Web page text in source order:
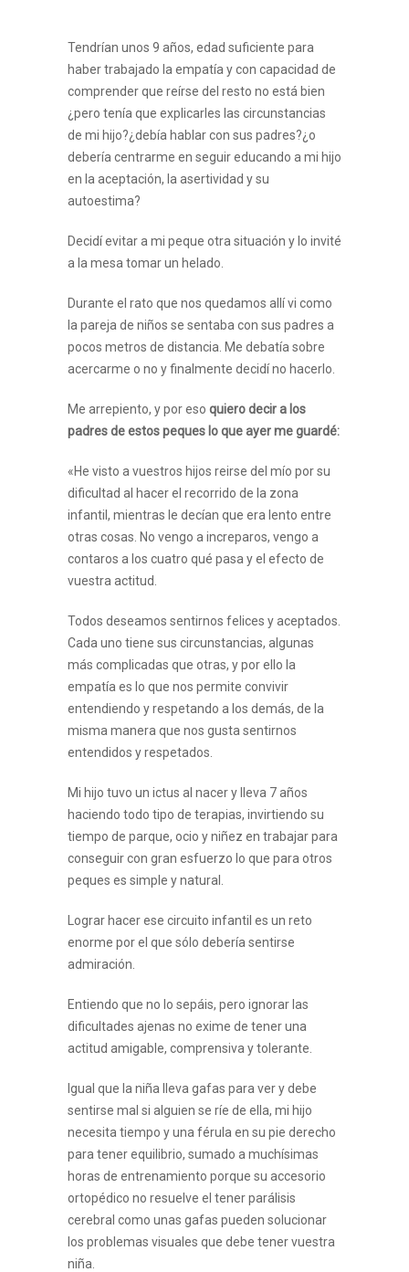
Tendrían unos 9 años, edad suficiente para
haber trabajado la empatía y con capacidad de
comprender que reírse del resto no está bien
¿pero tenía que explicarles las circunstancias
de mi hijo?¿debía hablar con sus padres?¿o
debería centrarme en seguir educando a mi hijo
en la aceptación, la asertividad y su
autoestima?
Decidí evitar a mi peque otra situación y lo invité
a la mesa tomar un helado.
Durante el rato que nos quedamos allí vi como
la pareja de niños se sentaba con sus padres a
pocos metros de distancia. Me debatía sobre
acercarme o no y finalmente decidí no hacerlo.
Me arrepiento, y por eso quiero decir a los
padres de estos peques lo que ayer me guardé:
«He visto a vuestros hijos reirse del mío por su
dificultad al hacer el recorrido de la zona
infantil, mientras le decían que era lento entre
otras cosas. No vengo a increparos, vengo a
contaros a los cuatro qué pasa y el efecto de
vuestra actitud.
Todos deseamos sentirnos felices y aceptados.
Cada uno tiene sus circunstancias, algunas
más complicadas que otras, y por ello la
empatía es lo que nos permite convivir
entendiendo y respetando a los demás, de la
misma manera que nos gusta sentirnos
entendidos y respetados.
Mi hijo tuvo un ictus al nacer y lleva 7 años
haciendo todo tipo de terapias, invirtiendo su
tiempo de parque, ocio y niñez en trabajar para
conseguir con gran esfuerzo lo que para otros
peques es simple y natural.
Lograr hacer ese circuito infantil es un reto
enorme por el que sólo debería sentirse
admiración.
Entiendo que no lo sepáis, pero ignorar las
dificultades ajenas no exime de tener una
actitud amigable, comprensiva y tolerante.
Igual que la niña lleva gafas para ver y debe
sentirse mal si alguien se ríe de ella, mi hijo
necesita tiempo y una férula en su pie derecho
para tener equilibrio, sumado a muchísimas
horas de entrenamiento porque su accesorio
ortopédico no resuelve el tener parálisis
cerebral como unas gafas pueden solucionar
los problemas visuales que debe tener vuestra
niña.